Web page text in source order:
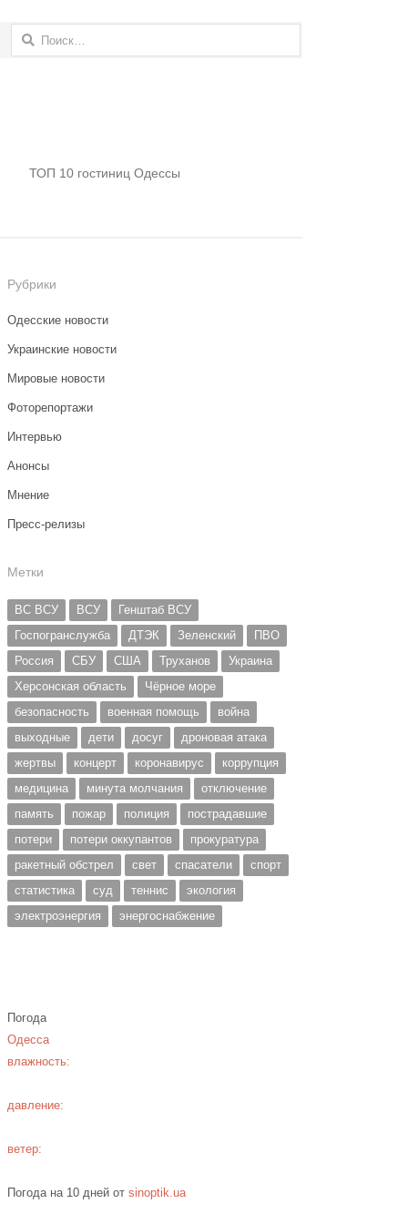
Найти:
ТОП 10 гостиниц Одессы
Рубрики
Одесские новости
Украинские новости
Мировые новости
Фоторепортажи
Интервью
Анонсы
Мнение
Пресс-релизы
Метки
ВС ВСУ ВСУ
Генштаб ВСУ
Госпогранслужба
ДТЭК Зеленский
ПВО
Россия
СБУ США Труханов
Украина
Херсонская область
Чёрное море
безопасность
военная помощь
война
выходные
дети досуг
дроновая атака
жертвы
концерт коронавирус
коррупция
медицина
минута молчания
отключение
память
пожар полиция
пострадавшие
потери
потери оккупантов
прокуратура
ракетный обстрел
свет спасатели
спорт
статистика
суд теннис
экология
электроэнергия
энергоснабжение
Погода
Одесса
влажность:
давление:
ветер:
Погода на 10 дней отsinoptik.ua